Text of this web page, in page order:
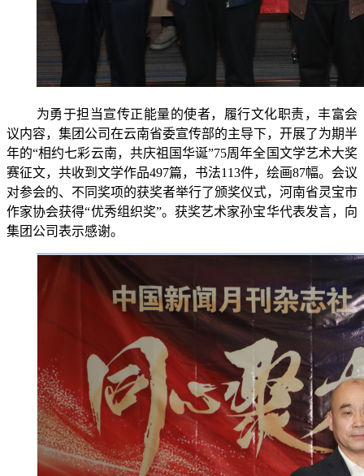
为勇于担当宣传正能量的使者，履行文化职责，丰富会
议内容，集团公司在云南省委宣传部的主导下，开展了为期半
年的“相约七彩云南，共庆祖国华诞”75周年全国文学艺术大奖
赛征文，共收到文学作品497篇，书法113件，绘画87幅。会议
对参会的、不同奖项的获奖者举行了颁奖仪式，河南省灵宝市
作家协会获得“优秀组织奖”。获奖艺术家孙宝华代表发言，向
集团公司表示感谢。